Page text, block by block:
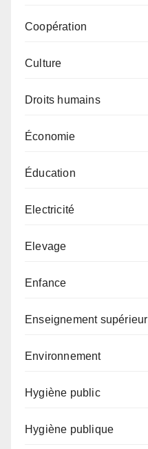
Coopération
Culture
Droits humains
Économie
Éducation
Electricité
Elevage
Enfance
Enseignement supérieur
Environnement
Hygiène public
Hygiène publique